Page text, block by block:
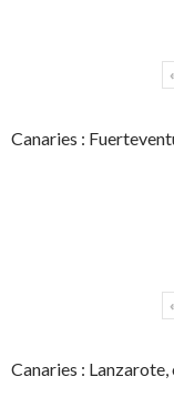
Canaries :
Canaries :